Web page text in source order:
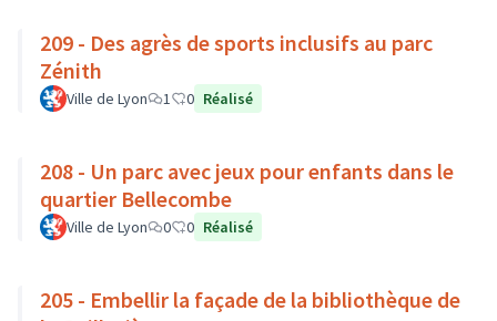
209 - Des agrès de sports inclusifs au parc
Zénith
Ville de Lyon 1 0 Réalisé
208 - Un parc avec jeux pour enfants dans le
quartier Bellecombe
Ville de Lyon 0 0 Réalisé
205 - Embellir la façade de la bibliothèque de